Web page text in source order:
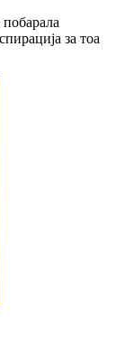
за тоа